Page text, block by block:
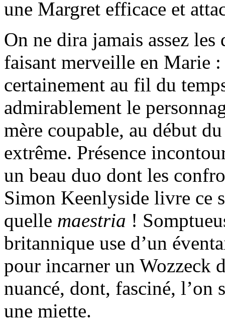
une Margret efficace et
On ne dira jamais assez
faisant merveille en Marie
certainement au fil du
admirablement le
mère coupable, au début
extrême. Présence
un beau duo dont les
Simon Keenlyside livre ce
quelle maestria !
britannique use d’un
pour incarner un Wozzeck
nuancé, dont, fasciné, l’on
une miette.